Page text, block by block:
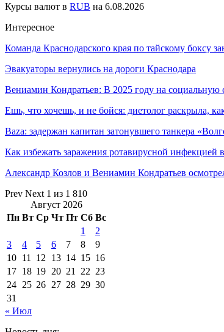
Курсы валют в RUB на 6.08.2026
Интересное
Команда Краснодарского края по тайскому боксу
Эвакуаторы вернулись на дороги Краснодара
Вениамин Кондратьев: В 2025 году на
Ешь, что хочешь, и не бойся: диетолог раскрыла,
Baza: задержан капитан затонувшего танкера
Как избежать заражения ротавирусной инфекцией
Александр Козлов и Вениамин Кондратьев
Prev Next 1 из 1 810
Август 2026
Пн Вт Ср Чт Пт Сб Вс
1
2
3
4 5 6 7 8
9
10 11 12 13 14 15 16
17 18 19 20 21 22 23
24 25 26 27 28 29 30
31
« Июл